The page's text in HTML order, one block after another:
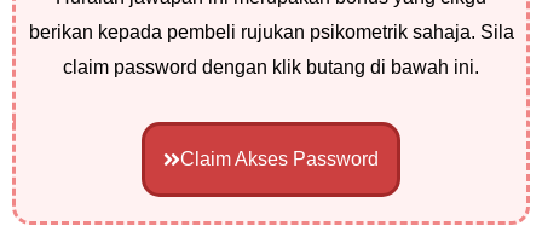
berikan kepada pembeli rujukan psikometrik sahaja. Sila
claim password dengan klik butang di bawah ini.
Claim Akses Password